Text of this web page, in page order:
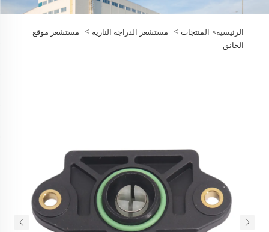
الرئيسية> المنتجات> مستشعر الدراجة النارية >
مستشعر موقع
الخانق